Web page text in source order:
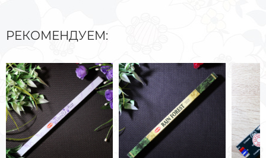
РЕКОМЕНДУЕМ: